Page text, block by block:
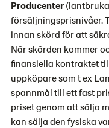
Producenter
försäljningsprisnivåer.
innan skörd för att
När skörden kommer
finansiella kontraktet
uppköpare som t ex
spannmål till ett fast
priset genom att sälja
kan sälja den fysiska